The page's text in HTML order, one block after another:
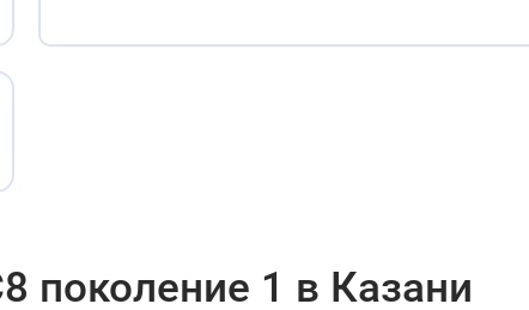
поколение 1 в Казани